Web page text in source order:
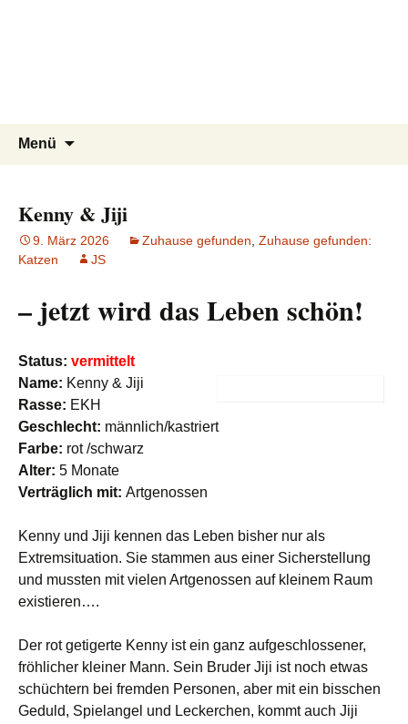
Tier Natur und Artenschutz
Siebengebirge e.V.
Tierschutzverein seit 1985 im
Siebengebirge – Orscheider
Menü
Kenny & Jiji
9. März 2026 Zuhause gefunden Zuhause gefunden:
Katzen
JS
– jetzt wird das Leben schön!
Status: vermittelt
Name: Kenny & Jiji
Rasse: EKH
Geschlecht: männlich/kastriert
Farbe: rot /schwarz
Alter: 5 Monate
Verträglich mit: Artgenossen
Kenny und Jiji kennen das Leben bisher nur als
Extremsituation. Sie stammen aus einer Sicherstellung
und mussten mit vielen Artgenossen auf kleinem Raum
existieren….
Der rot getigerte Kenny ist ein ganz aufgeschlossener,
fröhlicher kleiner Mann. Sein Bruder Jiji ist noch etwas
schüchtern bei fremden Personen, aber mit ein bisschen
Geduld, Spielangel und Leckerchen, kommt auch Jiji